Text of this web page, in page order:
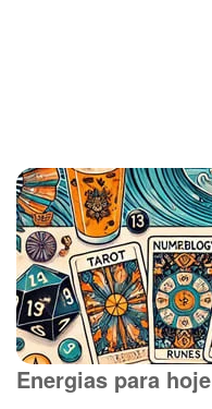
Energias para hoje